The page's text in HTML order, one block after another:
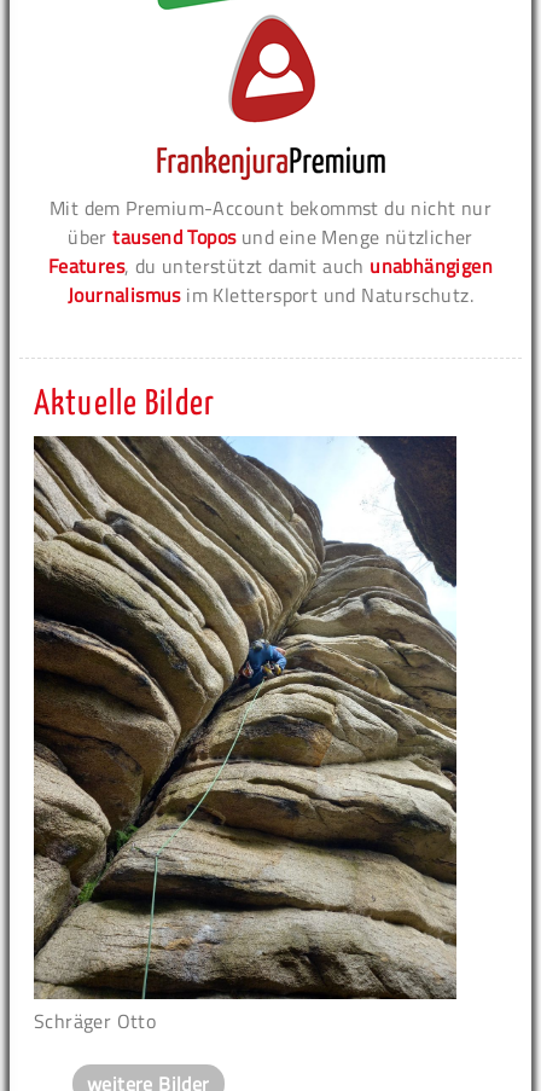
Mit dem Premium-Account bekommst du nicht nur
übertausend Toposund eine Menge nützlicher
Features, du unterstützt damit auch unabhängigen
Journalismusim Klettersport und Naturschutz.
Aktuelle Bilder
Schräger Otto
weitere Bilder